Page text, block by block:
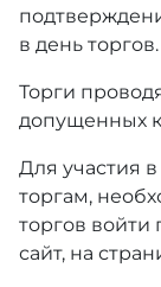
в день торгов.
Торги
допущенных
Для участия
торгам,
торгов
сайт, на